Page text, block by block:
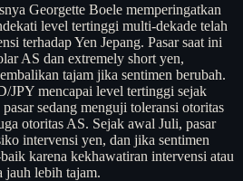
Georgette Boele memperingatkan
level tertinggi multi-dekade telah
terhadap Yen Jepang. Pasar saat ini
AS dan extremely short yen,
tajam jika sentimen berubah.
JPY mencapai level tertinggi sejak
sedang menguji toleransi otoritas
otoritas AS. Sejak awal Juli, pasar
intervensi yen, dan jika sentimen
karena kekhawatiran intervensi atau
lebih tajam.